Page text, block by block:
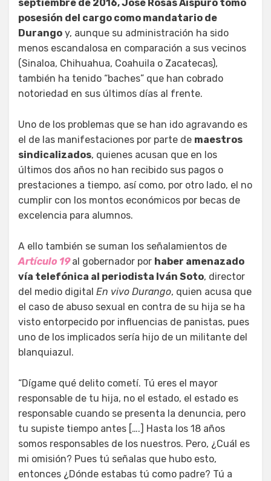
septiembre de 2016, José Rosas Aispuro tomó
posesión del cargo como mandatario de
Durango y, aunque su administración ha sido
menos escandalosa en comparación a sus vecinos
(Sinaloa, Chihuahua, Coahuila o Zacatecas),
también ha tenido “baches” que han cobrado
notoriedad en sus últimos días al frente.
Uno de los problemas que se han ido agravando es
el de las manifestaciones por parte de maestros
sindicalizados, quienes acusan que en los
últimos dos años no han recibido sus pagos o
prestaciones a tiempo, así como, por otro lado, el no
cumplir con los montos económicos por becas de
excelencia para alumnos.
A ello también se suman los señalamientos de
Artículo 19al gobernador por haber amenazado
vía telefónica al periodista Iván Soto, director
del medio digital En vivo Durango, quien acusa que
el caso de abuso sexual en contra de su hija se ha
visto entorpecido por influencias de panistas, pues
uno de los implicados sería hijo de un militante del
blanquiazul.
“Dígame qué delito cometí. Tú eres el mayor
responsable de tu hija, no el estado, el estado es
responsable cuando se presenta la denuncia, pero
tu supiste tiempo antes [….] Hasta los 18 años
somos responsables de los nuestros. Pero, ¿Cuál es
mi omisión? Pues tú señalas que hubo esto,
entonces ¿Dónde estabas tú como padre? Tú a